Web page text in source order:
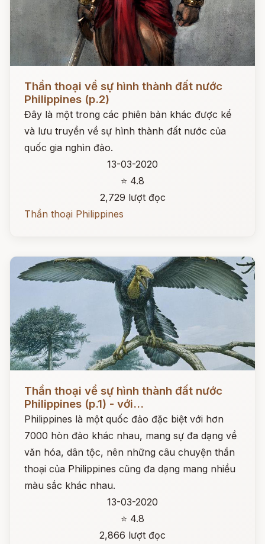
Đọc ngay
Thần thoại về sự hình thành đất nước
Philippines (p.2)
Đây là một trong các phiên bản khác được kể
và lưu truyền về sự hình thành đất nước của
quốc gia nghìn đảo.
13-03-2020
⭐ 4.8
2,729 lượt đọc
Thần thoại Philippines
Đọc ngay
Thần thoại về sự hình thành đất nước
Philippines (p.1) - với...
Philippines là một quốc đảo đặc biệt với hơn
7000 hòn đảo khác nhau, mang sự đa dạng về
văn hóa, dân tộc, nên những câu chuyện thần
thoại của Philippines cũng đa dạng mang nhiều
màu sắc khác nhau.
13-03-2020
⭐ 4.8
2,866 lượt đọc